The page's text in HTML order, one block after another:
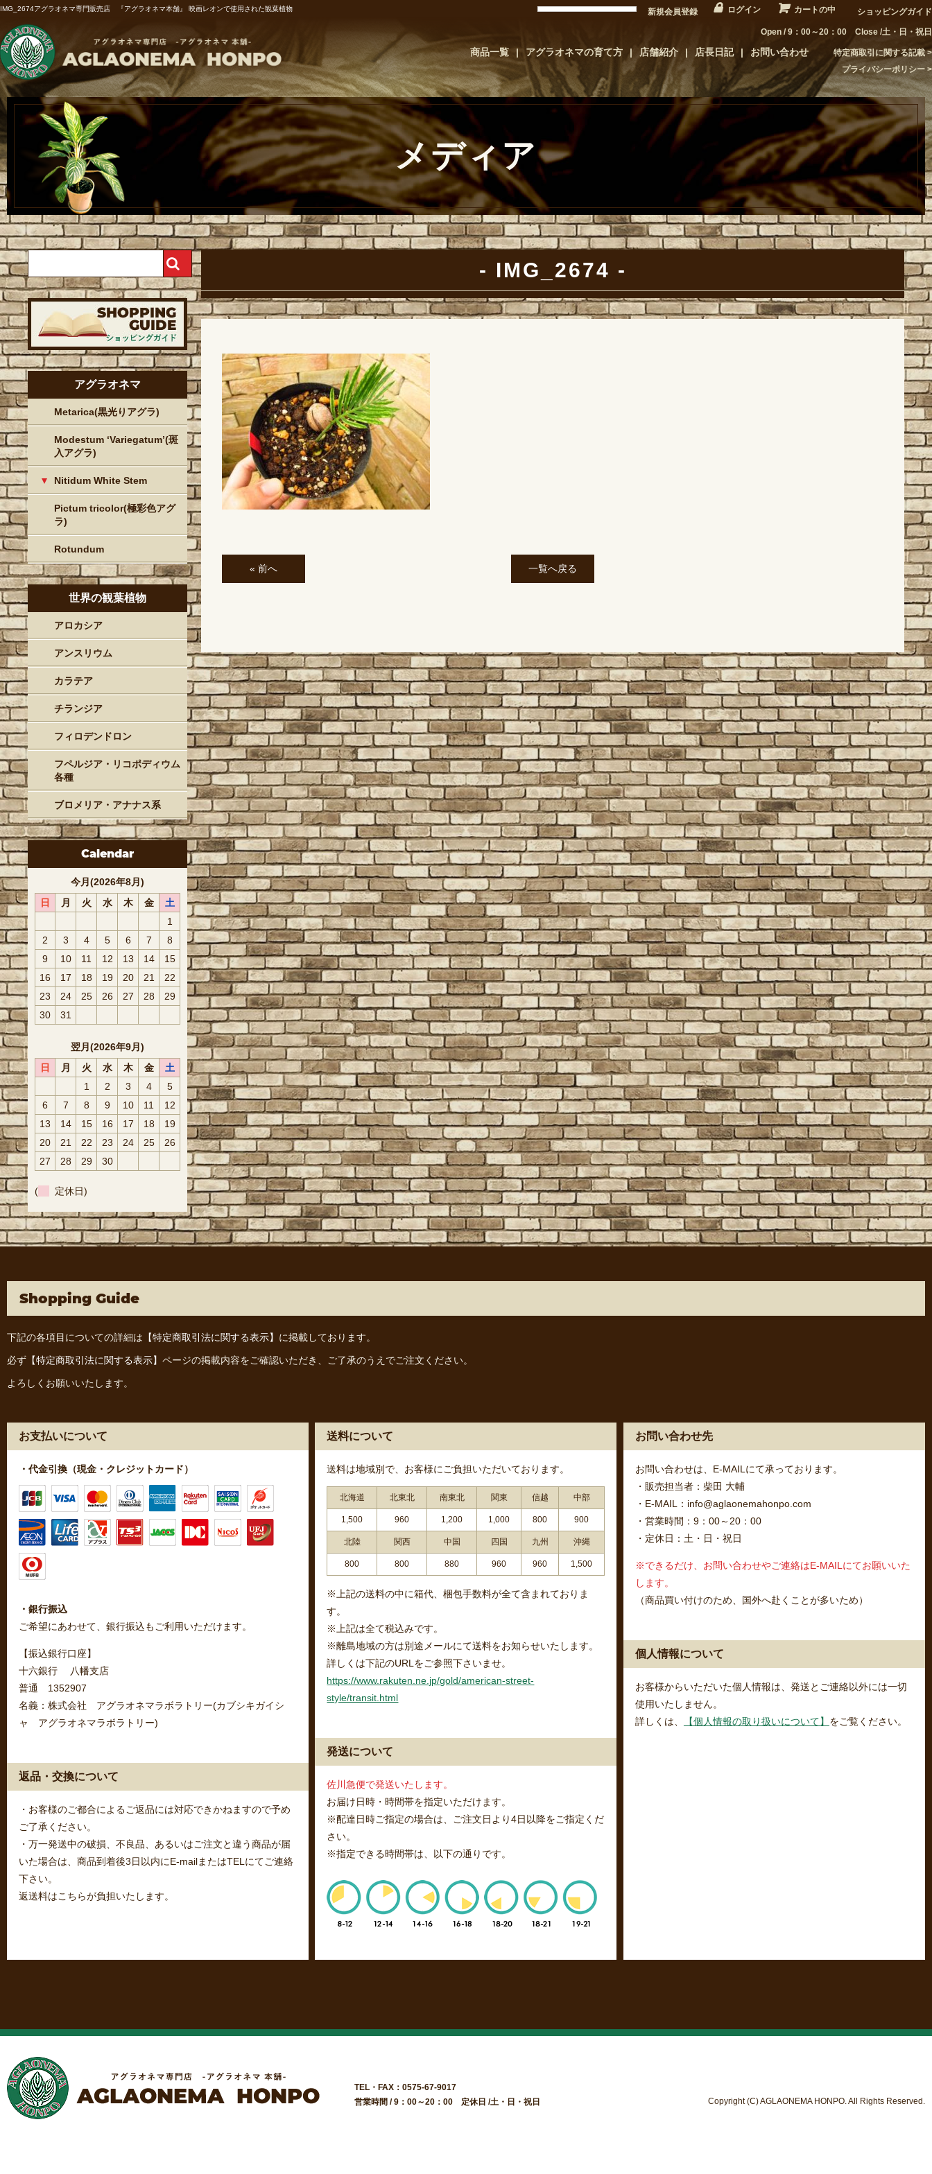
IMG_2674アグラオネマ専門販売店 『アグラオネマ本舗』 映画レオンで使用された観葉植物 新規会員登録 ログイン カートの中 ショッピングガイド
Open / 9：00～20：00 Close /土・日・祝日
商品一覧 アグラオネマの育て方 店舗紹介 店長日記 お問い合わせ
特定商取引に関する記載
プライバシーポリシー
メディア
IMG_2674
« 前へ 一覧へ戻る
アグラオネマ
Metarica(黒光りアグラ)
Modestum ‘Variegatum’(斑
入アグラ)
Nitidum White Stem
Pictum tricolor(極彩色アグ
ラ)
Rotundum
世界の観葉植物
アロカシア
アンスリウム
カラテア
チランジア
フィロデンドロン
フペルジア・リコポディウム
各種
ブロメリア・アナナス系
Calendar
今月(2026年8月)
日
月 火 水 木 金
土
1
2
3 4 5 6 7
8
9
10 11 12 13 14
15
16
17 18 19 20 21
22
23
24 25 26 27 28
29
30
31
翌月(2026年9月)
日
月 火 水 木 金
土
1
2 3 4
5
6
7 8 9 10 11
12
13
14 15 16 17 18
19
20
21 22 23 24 25
26
27
28 29 30
( 定休日)
Shopping Guide
下記の各項目についての詳細は 【特定商取引法に関する表示】 に掲載しております。
必ず 【特定商取引法に関する表示】 ページの掲載内容をご確認いただき、ご了承のうえでご注文ください。
よろしくお願いいたします。
お支払いについて
・代金引換（現金・クレジットカード）
・銀行振込
ご希望にあわせて、銀行振込もご利用いただけます。
【振込銀行口座】
十六銀行 八幡支店
普通 1352907
名義：株式会社 アグラオネマラボラトリー(カブシキガイシ
ャ アグラオネマラボラトリー)
返品・交換について
・お客様のご都合によるご返品には対応できかねますので予め
ご了承ください。
・万一発送中の破損、不良品、あるいはご注文と違う商品が届
いた場合は、商品到着後3日以内にE-mailまたはTELにてご連絡
下さい。
返送料はこちらが負担いたします。
送料について
送料は地域別で、お客様にご負担いただいております。
北海道 北東北 南東北 関東 信越 中部
1,500 960 1,200 1,000 800 900
北陸 関西 中国 四国 九州 沖縄
800 800 880 960 960 1,500
※上記の送料の中に箱代、梱包手数料が全て含まれておりま
す。
※上記は全て税込みです。
※離島地域の方は別途メールにて送料をお知らせいたします。
詳しくは下記のURLをご参照下さいませ。
https://www.rakuten.ne.jp/gold/american-street-
style/transit.html
発送について
佐川急便で発送いたします。
お届け日時・時間帯を指定いただけます。
※配達日時ご指定の場合は、ご注文日より4日以降をご指定くだ
さい。
※指定できる時間帯は、以下の通りです。
お問い合わせ先
お問い合わせは、E-MAILにて承っております。
・販売担当者：柴田 大輔
・E-MAIL：info@aglaonemahonpo.com
・営業時間：9：00～20：00
・定休日：土・日・祝日
※できるだけ、お問い合わせやご連絡はE-MAILにてお願いいた
します。
（商品買い付けのため、国外へ赴くことが多いため）
個人情報について
お客様からいただいた個人情報は、発送とご連絡以外には一切
使用いたしません。
詳しくは、
【個人情報の取り扱いについて】 をご覧ください。
TEL・FAX：0575-67-9017
営業時間 / 9：00～20：00 定休日 /土・日・祝日
Copyright (C) AGLAONEMA HONPO. All Rights Reserved.